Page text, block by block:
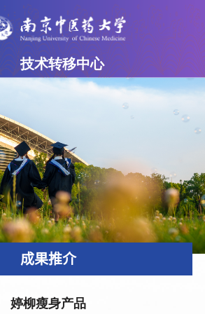
技术转移中心
成果推介
婷柳瘦身产品